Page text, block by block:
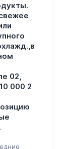
02,
000 2